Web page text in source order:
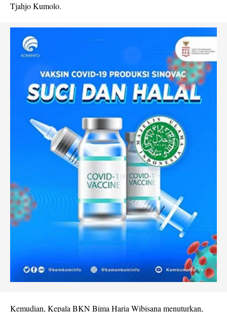
Tjahjo Kumolo.
Kemudian, Kepala BKN Bima Haria Wibisana menuturkan,